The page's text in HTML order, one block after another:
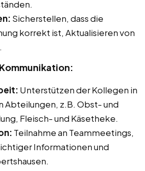
Sicherstellen, dass die
korrekt ist, Aktualisieren von
Unterstützen der Kollegen in
Abteilungen, z.B. Obst- und
Fleisch- und Käsetheke.
Teilnahme an Teammeetings,
Informationen und